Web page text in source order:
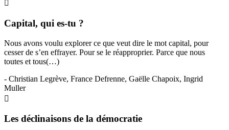
Capital, qui es-tu ?
Nous avons voulu explorer ce que veut dire le mot capital, pour
cesser de s’en effrayer. Pour se le réapproprier. Parce que nous
toutes et tous(…)
- Christian Legrève, France Defrenne, Gaëlle Chapoix, Ingrid
Muller
Les déclinaisons de la démocratie